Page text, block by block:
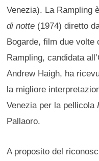
Venezia). La Rampling
di notte (1974) diretto
Bogarde, film due volte
Rampling, candidata
Andrew Haigh, ha
la migliore
Venezia per la pellicola
Pallaoro.
A proposito del